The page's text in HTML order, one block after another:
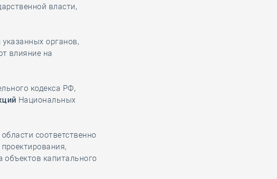
власти,
органов,
влияние на
кодекса РФ,
Национальных
соответственно
объектов капитального